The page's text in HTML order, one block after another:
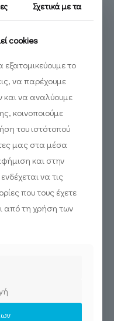
Σχετικά με τα
cookies
το
να παρέχουμε
και να αναλύουμε
κοινοποιούμε
του ιστότοπού
μας στα μέσα
και στην
να τις
που τους έχετε
από τη χρήση των